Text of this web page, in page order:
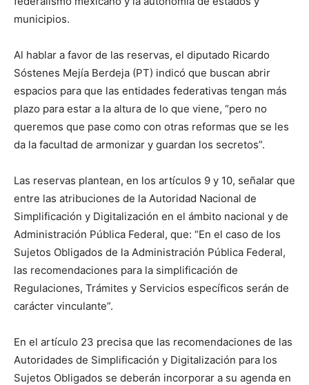
municipios.
Al hablar a favor de las reservas, el diputado Ricardo
Sóstenes Mejía Berdeja (PT) indicó que buscan abrir
espacios para que las entidades federativas tengan más
plazo para estar a la altura de lo que viene, “pero no
queremos que pase como con otras reformas que se les
da la facultad de armonizar y guardan los secretos”.
Las reservas plantean, en los artículos 9 y 10, señalar que
entre las atribuciones de la Autoridad Nacional de
Simplificación y Digitalización en el ámbito nacional y de
Administración Pública Federal, que: “En el caso de los
Sujetos Obligados de la Administración Pública Federal,
las recomendaciones para la simplificación de
Regulaciones, Trámites y Servicios específicos serán de
carácter vinculante”.
En el artículo 23 precisa que las recomendaciones de las
Autoridades de Simplificación y Digitalización para los
Sujetos Obligados se deberán incorporar a su agenda en